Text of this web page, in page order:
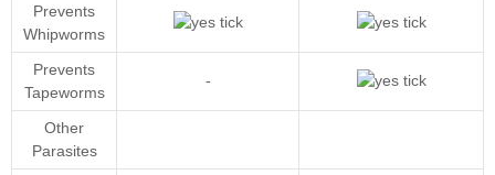
Prevents
Whipworms
Prevents
Tapeworms
-
Other
Parasites